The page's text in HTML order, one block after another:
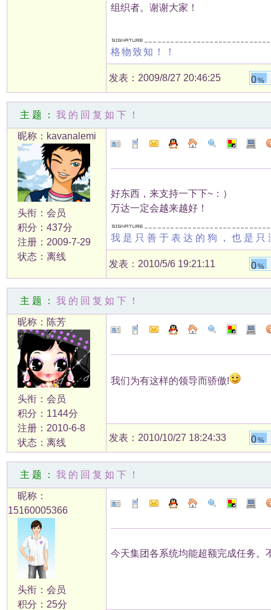
组织者。谢谢大家！
格物致知！！
发表：2009/8/27 20:46:25 0%
主题： 我的回复如下！
昵称：kavanalemi
头衔：会员
积分：437分
注册：2009-7-29
状态：离线
好东西，来支持一下下~：）
万达一定会越来越好！
我是只善于表达的狗，也是
发表：2010/5/6 19:21:11 0%
主题： 我的回复如下！
昵称：陈芳
头衔：会员
积分：1144分
注册：2010-6-8
状态：离线
我们为有这样的领导而骄傲!
发表：2010/10/27 18:24:33 0%
主题： 我的回复如下！
昵称：
15160005366
头衔：会员
积分：25分
今天集团各系统均能超额完成任务。